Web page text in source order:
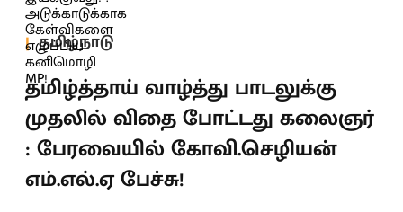
தமிழ்நாடு
தமிழ்த்தாய் வாழ்த்து பாடலுக்கு
முதலில் விதை போட்டது கலைஞர்
: பேரவையில் கோவி.செழியன்
எம்.எல்.ஏ பேச்சு!